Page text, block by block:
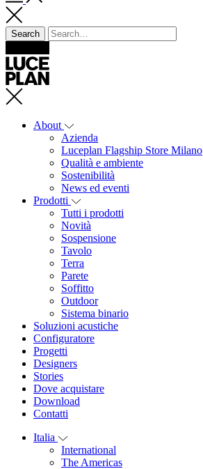
Search
About
Azienda
Luceplan Flagship Store Milano
Qualità e ambiente
Sostenibilità
News ed eventi
Prodotti
Tutti i prodotti
Novità
Sospensione
Tavolo
Terra
Parete
Soffitto
Outdoor
Sistema binario
Soluzioni acustiche
Configuratore
Progetti
Designers
Stories
Dove acquistare
Download
Contatti
Italia
International
The Americas